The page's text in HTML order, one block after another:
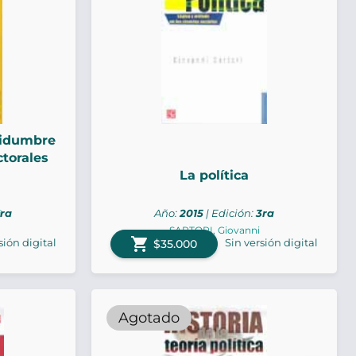
digital
La política
SARTORI, Giovanni
Año:2015 | Edición:3ra
shopping_cart $35.000 Sin versión digital
Agotado